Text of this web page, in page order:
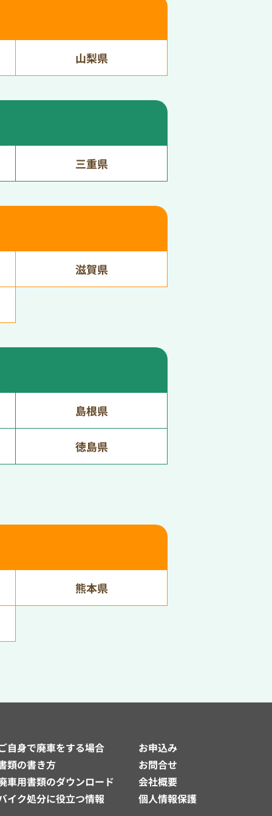
山梨県
三重県
滋賀県
島根県
徳島県
熊本県
自身で廃車をする場合
類の書き方
車用書類のダウンロード
イク処分に役立つ情報
お申込み
お問合せ
会社概要
個人情報保護